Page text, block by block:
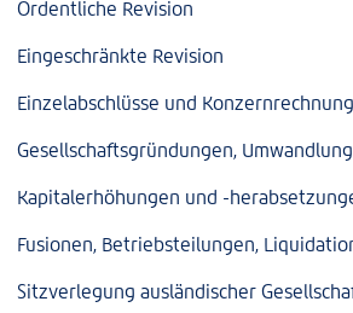
Ordentliche Revision
Eingeschränkte Revision
Einzelabschlüsse und
Gesellschaftsgründungen,
Kapitalerhöhungen und -
Fusionen, Betriebsteilungen,
Sitzverlegung ausländischer